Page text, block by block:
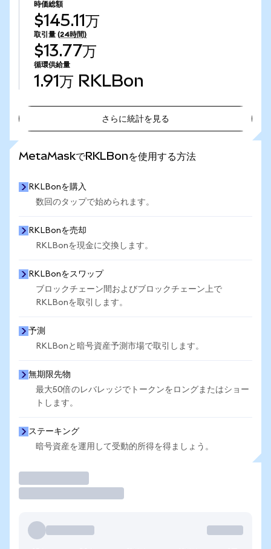
時価総額
$145.11万
取引量 (24時間)
$13.77万
循環供給量
1.91万 RKLBon
さらに統計を見る
MetaMaskでRKLBonを使用する方法
RKLBonを購入
数回のタップで始められます。
RKLBonを売却
RKLBonを現金に交換します。
RKLBonをスワップ
ブロックチェーン間およびブロックチェーン上で
RKLBonを取引します。
予測
RKLBonと暗号資産予測市場で取引します。
無期限先物
最大50倍のレバレッジでトークンをロングまたはショー
トします。
ステーキング
暗号資産を運用して受動的所得を得ましょう。